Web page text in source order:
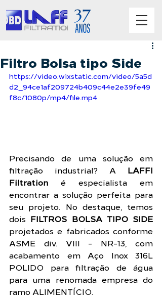
Filtro Bolsa tipo Side
https://video.wixstatic.com/video/5a5d
d2_94ce1af209724b409c44e2e39fe49
f8c/1080p/mp4/file.mp4
Precisando de uma solução em
filtração industrial? A LAFFI
Filtration é especialista em
encontrar a solução perfeita para
seu projeto. No destaque, temos
dois FILTROS BOLSA TIPO SIDE
projetados e fabricados conforme
ASME div. VIII - NR-13, com
acabamento em Aço Inox 316L
POLIDO para filtração de água
para uma renomada empresa do
ramo ALIMENTÍCIO.